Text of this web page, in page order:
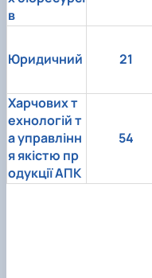
в
Юридичний 21
Харчових т
ехнологій т
а управлінн
я якістю пр
одукції АПК
54